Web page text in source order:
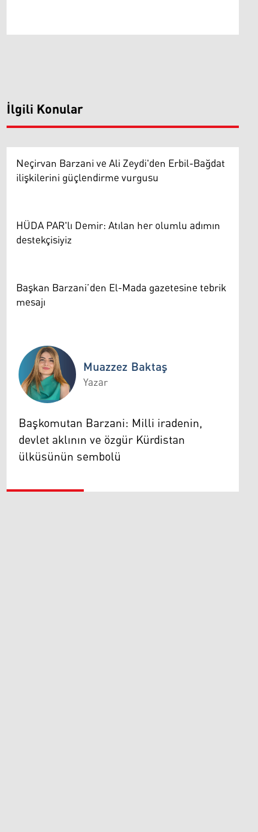
İlgili Konular
Neçirvan Barzani ve Ali Zeydi'den Erbil-Bağdat
ilişkilerini güçlendirme vurgusu
HÜDA PAR'lı Demir: Atılan her olumlu adımın
destekçisiyiz
Başkan Barzani’den El-Mada gazetesine tebrik
mesajı
Muazzez Baktaş
Muazzez Baktaş
Yazar
Başkomutan Barzani: Milli iradenin,
devlet aklının ve özgür Kürdistan
ülküsünün sembolü